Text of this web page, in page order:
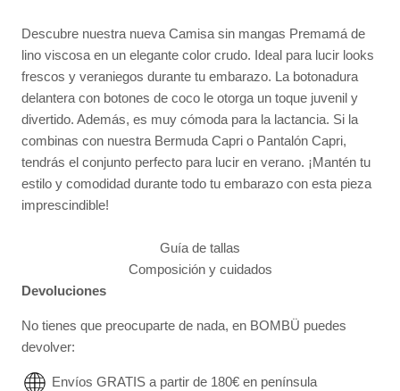
Descubre nuestra nueva Camisa sin mangas Premamá de
lino viscosa en un elegante color crudo. Ideal para lucir looks
frescos y veraniegos durante tu embarazo. La botonadura
delantera con botones de coco le otorga un toque juvenil y
divertido. Además, es muy cómoda para la lactancia. Si la
combinas con nuestra Bermuda Capri o Pantalón Capri,
tendrás el conjunto perfecto para lucir en verano. ¡Mantén tu
estilo y comodidad durante todo tu embarazo con esta pieza
imprescindible!
Guía de tallas
Composición y cuidados
Devoluciones
No tienes que preocuparte de nada, en BOMBÜ puedes
devolver:
Envíos GRATIS a partir de 180€ en península